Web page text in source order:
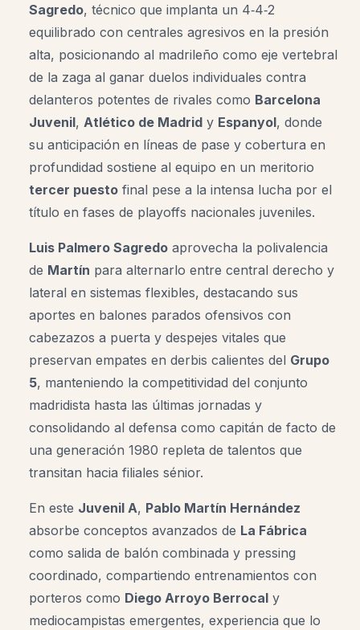
Sagredo, técnico que implanta un 4‑4‑2
equilibrado con centrales agresivos en la presión
alta, posicionando al madrileño como eje vertebral
de la zaga al ganar duelos individuales contra
delanteros potentes de rivales como Barcelona
Juvenil, Atlético de Madrid y Espanyol, donde
su anticipación en líneas de pase y cobertura en
profundidad sostiene al equipo en un meritorio
tercer puesto final pese a la intensa lucha por el
título en fases de playoffs nacionales juveniles.
Luis Palmero Sagredo aprovecha la polivalencia
de Martín para alternarlo entre central derecho y
lateral en sistemas flexibles, destacando sus
aportes en balones parados ofensivos con
cabezazos a puerta y despejes vitales que
preservan empates en derbis calientes del Grupo
5, manteniendo la competitividad del conjunto
madridista hasta las últimas jornadas y
consolidando al defensa como capitán de facto de
una generación 1980 repleta de talentos que
transitan hacia filiales sénior.
En este Juvenil A, Pablo Martín Hernández
absorbe conceptos avanzados de La Fábrica
como salida de balón combinada y pressing
coordinado, compartiendo entrenamientos con
porteros como Diego Arroyo Berrocal y
mediocampistas emergentes, experiencia que lo